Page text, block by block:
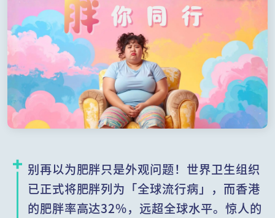
别再以为肥胖只是外观问题！世界卫生组织
已正式将肥胖列为「全球流行病」，而香港
的肥胖率高达32%，远超全球水平。惊人的